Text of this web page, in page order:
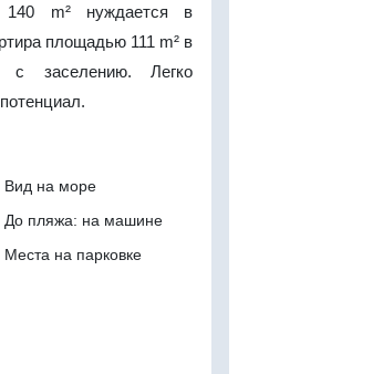
140 m² нуждается в
площадью 111 m² в
с заселению. Легко
Вид на море
До пляжа: на машине
Места на парковке